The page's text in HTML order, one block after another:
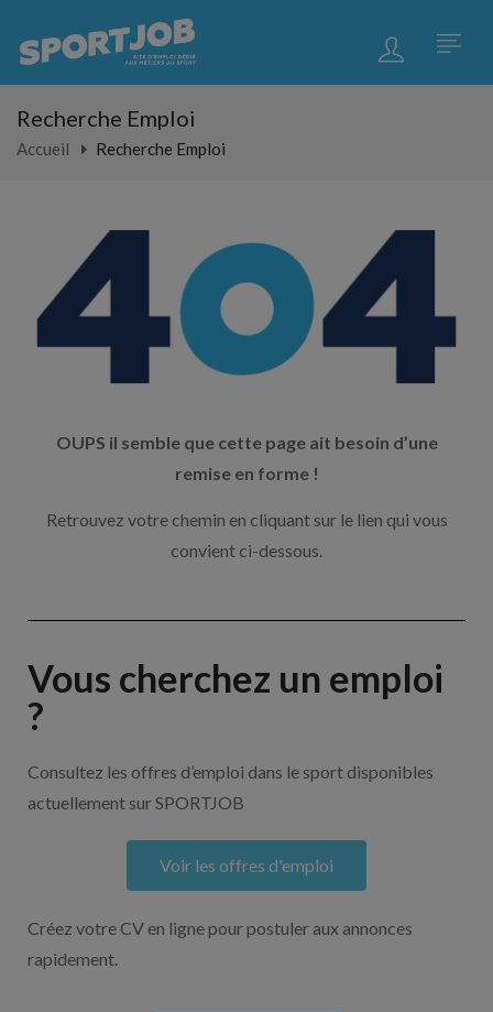
Recherche Emploi
Accueil Recherche Emploi
OUPS il semble que cette page ait besoin d’une
remise en forme !
Retrouvez votre chemin en cliquant sur le lien qui vous
convient ci-dessous.
Vous cherchez un emploi
?
Consultez les offres d’emploi dans le sport disponibles
actuellement sur SPORTJOB
Voir les offres d'emploi
Créez votre CV en ligne pour postuler aux annonces
rapidement.